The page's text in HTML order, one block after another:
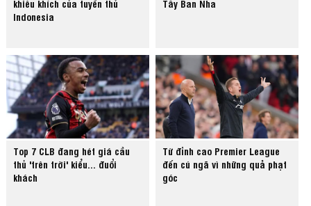
khiêu khích của tuyển thủ
Indonesia
Tây Ban Nha
Top 7 CLB đang hét giá cầu
thủ 'trên trời' kiểu... đuổi
khách
Từ đỉnh cao Premier League
đến cú ngã vì những quả phạt
góc